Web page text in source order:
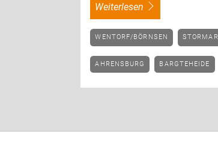
weiterlesen
WENTORF/BÖRNSEN
AHRENSBURG BARGTEHEIDE